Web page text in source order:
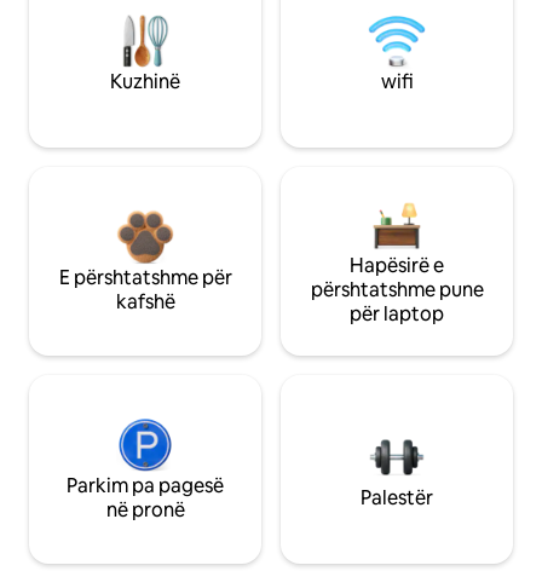
Kuzhinë wifi
E përshtatshme për
kafshë
Hapësirë e
përshtatshme pune
për laptop
Parkim pa pagesë
në pronë
Palestër